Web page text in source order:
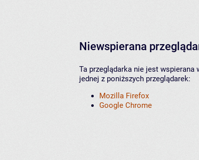
Niewspierana
Ta przeglądarka nie jest wspierana
jednej z poniższych przeglądarek:
Mozilla Firefox
Google Chrome